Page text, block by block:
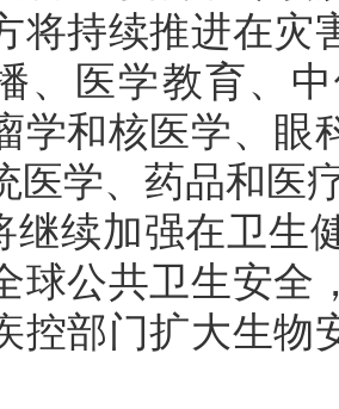
将持续推进在灾
、医学教育、
学和核医学、眼
医学、药品和医
继续加强在卫生
球公共卫生安全
控部门扩大生物